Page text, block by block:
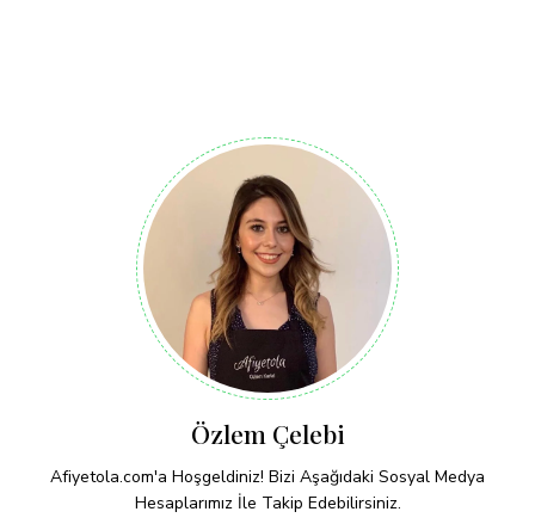
Özlem Çelebi
Afiyetola.com'a Hoşgeldiniz! Bizi Aşağıdaki Sosyal Medya
Hesaplarımız İle Takip Edebilirsiniz.